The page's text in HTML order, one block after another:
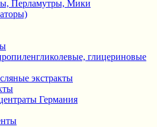
Перламутры, Мики
глицериновые
экстракты
Германия